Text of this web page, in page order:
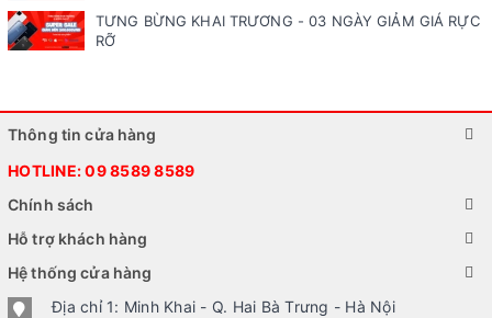
TƯNG BỪNG KHAI TRƯƠNG - 03 NGÀY GIẢM GIÁ RỰC
RỠ
Thông tin cửa hàng
HOTLINE:09 8589 8589
Chính sách
Hỗ trợ khách hàng
Hệ thống cửa hàng
Địa chỉ 1: Minh Khai - Q. Hai Bà Trưng - Hà Nội